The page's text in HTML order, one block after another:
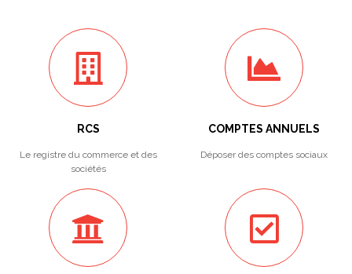
RCS
Le registre du commerce et des
sociétés
COMPTES ANNUELS
Déposer des comptes sociaux